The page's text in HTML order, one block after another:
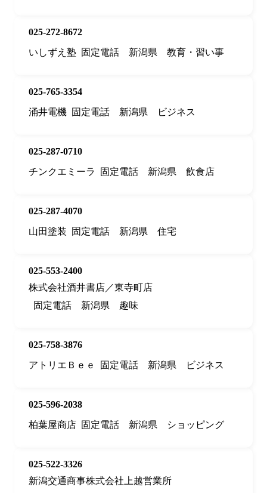
025-272-8672
いしずえ塾 固定電話 新潟県 教育・習い事
025-765-3354
涌井電機 固定電話 新潟県 ビジネス
025-287-0710
チンクエミーラ
固定電話 新潟県 飲食店
025-287-4070
山田塗装
固定電話 新潟県 住宅
025-553-2400
株式会社酒井書店／東寺町店
固定電話
新潟県 趣味
025-758-3876
アトリエＢｅｅ
固定電話 新潟県 ビジネス
025-596-2038
柏葉屋商店 固定電話 新潟県 ショッピング
025-522-3326
新潟交通商事株式会社上越営業所